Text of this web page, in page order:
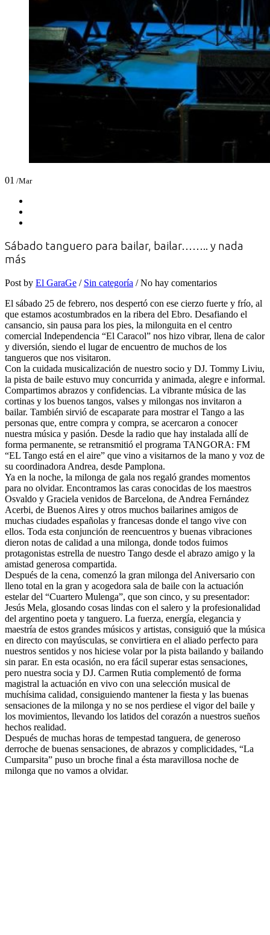
01 /Mar
Sábado tanguero para bailar, bailar…….. y nada
más
Post by El GaraGe / Sin categoría / No hay comentarios
El sábado 25 de febrero, nos despertó con ese cierzo fuerte y frío, al
que estamos acostumbrados en la ribera del Ebro. Desafiando el
cansancio, sin pausa para los pies, la milonguita en el centro
comercial Independencia “El Caracol” nos hizo vibrar, llena de calor
y diversión, siendo el lugar de encuentro de muchos de los
tangueros que nos visitaron.
Con la cuidada musicalización de nuestro socio y DJ. Tommy Liviu,
la pista de baile estuvo muy concurrida y animada, alegre e informal.
Compartimos abrazos y confidencias. La vibrante música de las
cortinas y los buenos tangos, valses y milongas nos invitaron a
bailar. También sirvió de escaparate para mostrar el Tango a las
personas que, entre compra y compra, se acercaron a conocer
nuestra música y pasión. Desde la radio que hay instalada allí de
forma permanente, se retransmitió el programa TANGORA: FM
“EL Tango está en el aire” que vino a visitarnos de la mano y voz de
su coordinadora Andrea, desde Pamplona.
Ya en la noche, la milonga de gala nos regaló grandes momentos
para no olvidar. Encontramos las caras conocidas de los maestros
Osvaldo y Graciela venidos de Barcelona, de Andrea Fernández
Acerbi, de Buenos Aires y otros muchos bailarines amigos de
muchas ciudades españolas y francesas donde el tango vive con
ellos. Toda esta conjunción de reencuentros y buenas vibraciones
dieron notas de calidad a una milonga, donde todos fuimos
protagonistas estrella de nuestro Tango desde el abrazo amigo y la
amistad generosa compartida.
Después de la cena, comenzó la gran milonga del Aniversario con
lleno total en la gran y acogedora sala de baile con la actuación
estelar del “Cuartero Mulenga”, que son cinco, y su presentador:
Jesús Mela, glosando cosas lindas con el salero y la profesionalidad
del argentino poeta y tanguero. La fuerza, energía, elegancia y
maestría de estos grandes músicos y artistas, consiguió que la música
en directo con mayúsculas, se convirtiera en el aliado perfecto para
nuestros sentidos y nos hiciese volar por la pista bailando y bailando
sin parar. En esta ocasión, no era fácil superar estas sensaciones,
pero nuestra socia y DJ. Carmen Rutia complementó de forma
magistral la actuación en vivo con una selección musical de
muchísima calidad, consiguiendo mantener la fiesta y las buenas
sensaciones de la milonga y no se nos perdiese el vigor del baile y
los movimientos, llevando los latidos del corazón a nuestros sueños
hechos realidad.
Después de muchas horas de tempestad tanguera, de generoso
derroche de buenas sensaciones, de abrazos y complicidades, “La
Cumparsita” puso un broche final a ésta maravillosa noche de
milonga que no vamos a olvidar.